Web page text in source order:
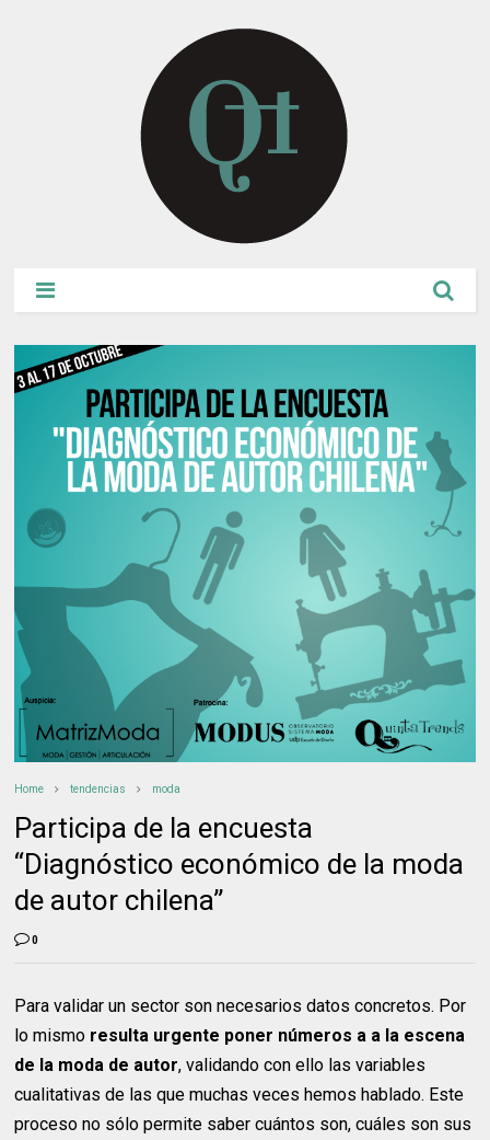
Home tendencias moda
Participa de la encuesta
“Diagnóstico económico de la moda
de autor chilena”
0
Para validar un sector son necesarios datos concretos. Por
lo mismo resulta urgente poner números a a la escena
de la moda de autor, validando con ello las variables
cualitativas de las que muchas veces hemos hablado. Este
proceso no sólo permite saber cuántos son, cuáles son sus